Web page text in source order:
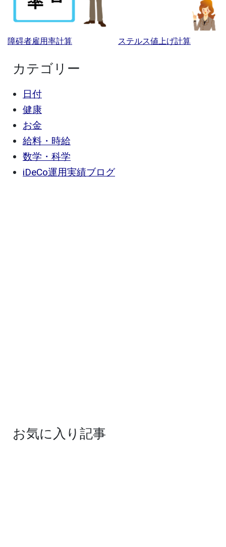
障碍者雇用率計算 ステルス値上げ計算
カテゴリー
日付
健康
お金
給料・時給
数学・科学
iDeCo運用実績ブログ
お気に入り記事